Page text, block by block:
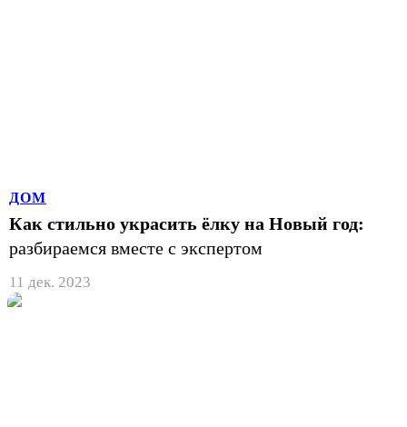
ДОМ
Как стильно украсить ёлку на Новый год:
разбираемся вместе с экспертом
11 дек. 2023